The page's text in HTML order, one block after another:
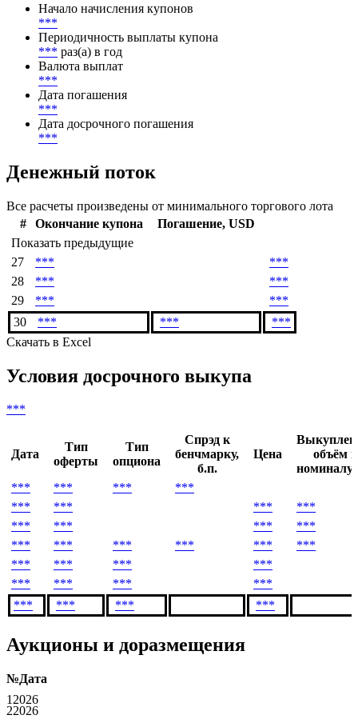
Начало начисления купонов
***
Периодичность выплаты купона
*** раз(а) в год
Валюта выплат
***
Дата погашения
***
Дата досрочного погашения
***
Денежный поток
Все расчеты произведены от минимального торгового лота
#
Окончание купона
Погашение, USD
Показать предыдущие
27
***
***
28
***
***
29
***
***
30
*** ***
***
Скачать в Excel
Условия досрочного выкупа
***
Дата
Тип
оферты
Тип
опциона
Спрэд к
бенчмарку,
б.п.
Цена
объём
***
*** ***
***
***
*** ***
***
***
*** ***
***
***
*** *** *** ***
***
***
*** ***
***
***
*** ***
***
***
*** *** ***
Аукционы и доразмещения
№Дата
1 2026
22026